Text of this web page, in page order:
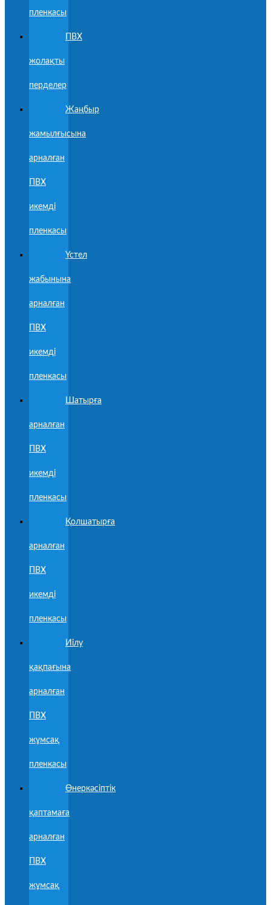
пленкасы
ПВХ
жолақты
перделер
Жаңбыр
жамылғысына
арналған
ПВХ
икемді
пленкасы
Үстел
жабынына
арналған
ПВХ
икемді
пленкасы
Шатырға
арналған
ПВХ
икемді
пленкасы
Қолшатырға
арналған
ПВХ
икемді
пленкасы
Иілу
қақпағына
арналған
ПВХ
жұмсақ
пленкасы
Өнеркәсіптік
қаптамаға
арналған
ПВХ
жұмсақ